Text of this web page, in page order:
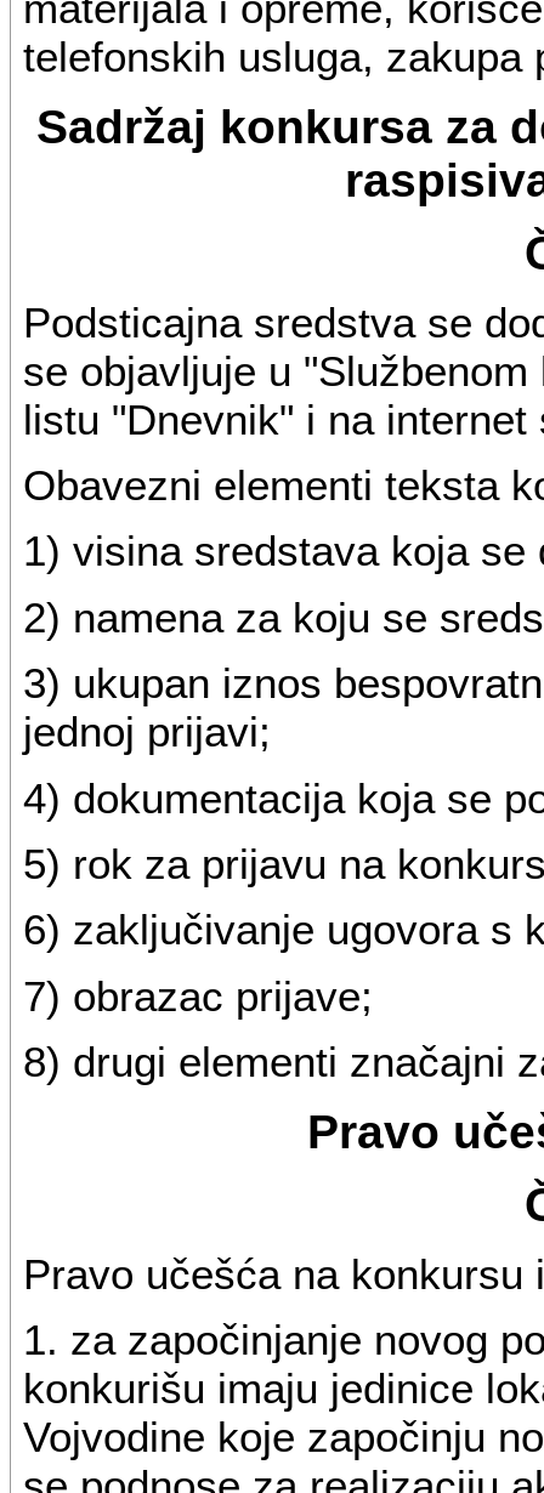
telefonskih usluga,
Sadržaj konkursa za
Podsticajna sredstva se
se objavljuje u
listu "Dnevnik" i na
Obavezni elementi teksta
1) visina sredstava koja se
2) namena za koju se
3) ukupan iznos
jednoj prijavi;
4) dokumentacija koja se
5) rok za prijavu na
6) zaključivanje ugovora s
7) obrazac prijave;
8) drugi elementi značajni
Pravo
Pravo učešća na konkursu
1. za započinjanje novog
konkurišu imaju jedinice
Vojvodine koje započinju